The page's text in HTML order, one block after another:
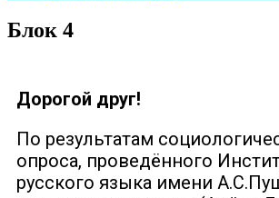
Блок 4
Дорогой друг!
По результатам
опроса, проведённого
русского языка имени